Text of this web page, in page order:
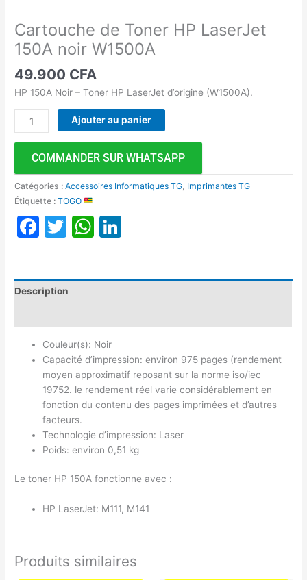
Cartouche de Toner HP LaserJet
150A noir W1500A
49.900 CFA
HP 150A Noir – Toner HP LaserJet d’origine (W1500A).
Ajouter au panier
COMMANDER SUR WHATSAPP
Catégories :Accessoires Informatiques TG, Imprimantes TG
Étiquette :TOGO
Facebook
TwitterWhatsApp
Description
Couleur(s): Noir
Capacité d’impression: environ 975 pages (rendement
moyen approximatif reposant sur la norme iso/iec
19752. le rendement réel varie considérablement en
fonction du contenu des pages imprimées et d’autres
facteurs.
Technologie d’impression: Laser
Poids: environ 0,51 kg
Le toner HP 150A fonctionne avec :
HP LaserJet: M111, M141
Produits similaires